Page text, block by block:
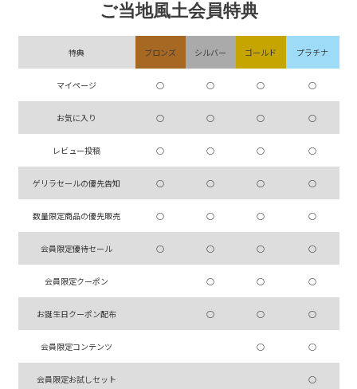
ご当地風土会員特典
特典 ブロンズ シルバー ゴールド プラチナ
マイページ ○ ○ ○ ○
お気に入り ○ ○ ○ ○
レビュー投稿 ○ ○ ○ ○
ゲリラセールの優先告知 ○ ○ ○ ○
数量限定商品の優先販売 ○ ○ ○ ○
会員限定優待セール ○ ○ ○ ○
会員限定クーポン ○ ○ ○
お誕生日クーポン配布 ○ ○ ○
会員限定コンテンツ ○ ○
会員限定お試しセット ○